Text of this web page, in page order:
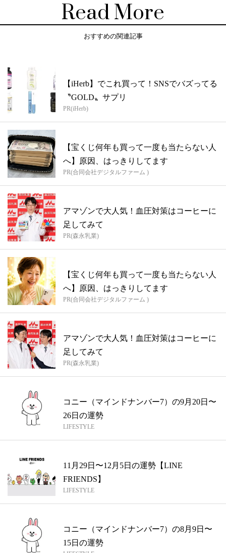
Read More
おすすめの関連記事
【iHerb】でこれ買って！SNSでバズってる
〝GOLD〟サプリ
PR(iHerb)
【宝くじ何年も買って一度も当たらない人
へ】原因、はっきりしてます
PR(合同会社デジタルファーム )
アマゾンで大人気！血圧対策はコーヒーに
足してみて
PR(森永乳業)
【宝くじ何年も買って一度も当たらない人
へ】原因、はっきりしてます
PR(合同会社デジタルファーム )
アマゾンで大人気！血圧対策はコーヒーに
足してみて
PR(森永乳業)
コニー（マインドナンバー7）の9月20日〜
26日の運勢
LIFESTYLE
11月29日〜12月5日の運勢【LINE
FRIENDS】
LIFESTYLE
コニー（マインドナンバー7）の8月9日〜
15日の運勢